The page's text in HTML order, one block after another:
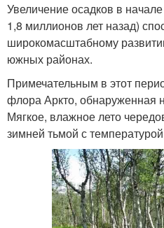
Увеличение осадков в
1,8 миллионов лет назад)
широкомасштабному
южных районах.
Примечательным в этот
флора Аркто, обнаруженная
Мягкое, влажное лето
зимней тьмой с